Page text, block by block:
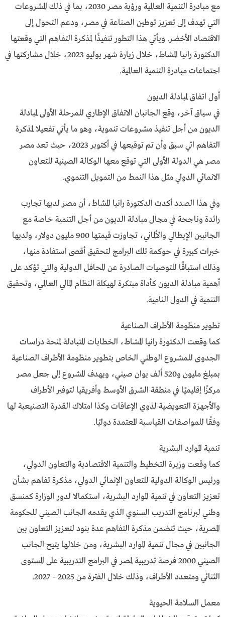
مع مبادرة التنمية العالمية ورؤية مصر 2030، بما في ذلك المشروعات
التي تهدف إلى تعزيز توطين الصناعة في مصر، ودعم التحول إلى
الاقتصاد الأخضر. ويأتي هذا التطور تنفيذًا لمذكرة التفاهم التي وقعتها
الدكتورة رانيا المشاط، خلال زيارة شهر يوليو 2023، خلال مشاركتها في
اجتماعات مبادرة التنمية العالمية.
أول اتفاق لمبادلة الديون
في سياق آخر، وقع الجانبان الاتفاق الإطاري للمرحلة الأولى لمبادلة
الديون من أجل تنفيذ مشروعات تنموية، وهو ما يأتي تفعيلا لمذكرة
التفاهم اتي سبق وأن تم توقيعها في أكتوبر 2023، حيث تعد مصر
مصر هي الدولة الأولى التي توقع معها الوكالة الصينية للتعاون
الانمائي الدولي مثل هذا النمط من التمويل التنموي.
وفي هذا الصدد أكدت الدكتورة رانيا المشاط، أن مصر لديها تجارب
رائدة وناجحة في مجال مبادلة الديون من أجل التنمية خاصة مع
الجانبين الإيطالي والألماني، تجاوزت قيمتها 900 مليون دولار، ولديها
خبرات كبيرة في حوكمة تلك البرامج لتحقيق أقصى استفادة منها،
وذلك استباقًا للتوصيات الصادرة عن المحافل الدولية والتي تؤكد على
أهمية مبادلة الديون كأداة مبتكرة ​لهيكلة النظام المالي العالمي، وتحقيق
التنمية في الدول النامية.
تطوير منظومة الأطراف الصناعية
كما وقعت الدكتورة رانيا المشاط، الخطابات المتبادلة لمنحة دراسات
الجدوى للمشروع الوطني الخاص بتطوير منظومة الأطراف الصناعية
بمبلغ مليون و520 ألف يوان صيني، ويهدف المشروع إلى جعل مصر
مركزًا إقليميًا في منطقة الشرق الأوسط وأفريقيا لتوفير الأطراف
والأجهزة التعويضية لذوي الإعاقات وكذا امتلاك القدرة التصنيعية لها
وفقًا للمواصفات القياسية المعتمدة دوليًا.
تنمية الموارد البشرية
كما وقعت وزيرة التخطيط والتنمية الاقتصادية والتعاون الدولي،
ورئيس الوكالة الدولية للتعاون الإنمائي الدولي، مذكرة تفاهم بشأن
تعزيز التعاون في تنمية الموارد البشرية، استكمالا لدور الوزارة كمنسق
وطني لبرنامج التدريب السنوي الذي يقدمه الجانب الصيني للحكومة
المصرية، حيث تتضمن مذكرة التفاهم عدة بنود لتعزيز التعاون بين
الجانبين في مجال تنمية الموارد البشرية، ومن خلالها يتيح الجانب
الصيني 2000 فرصة تدريبية لمصر في البرامج التدريبية على المستوى
الثنائي ومتعدد الأطراف، وذلك خلال الفترة من 2025 – 2027.
معمل السلامة الحيوية